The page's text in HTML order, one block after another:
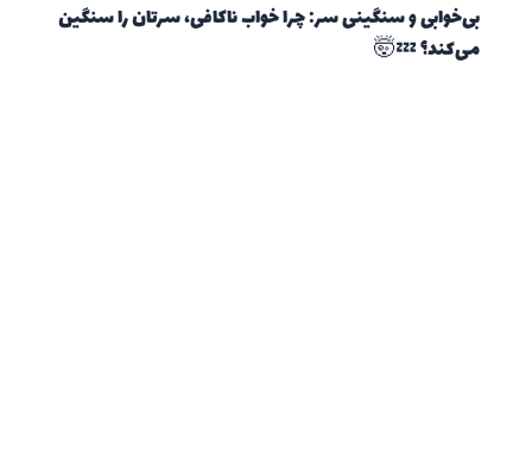
بی‌خوابی و سنگینی سر: چرا خواب ناکافی، سرتان را سنگین
می‌کند؟ 💤🤯